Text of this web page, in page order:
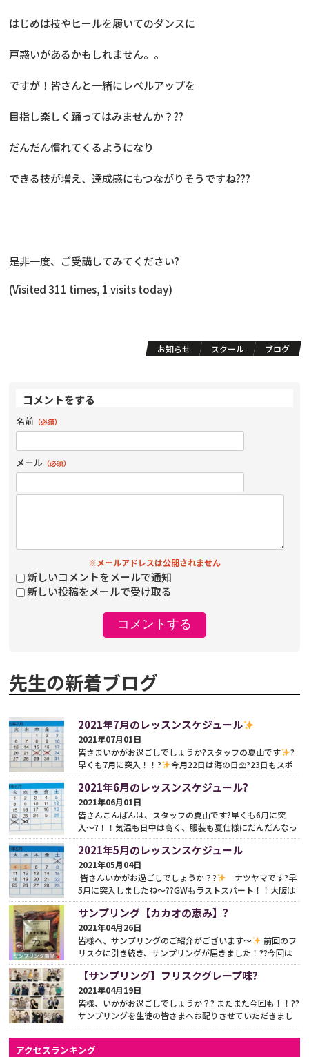
はじめは技やヒールを履いてのダンスに
戸惑いがあるかもしれません。。
ですが！皆さんと一緒にレベルアップを
目指し楽しく踊ってはみませんか？??
だんだん慣れてくるようになり
できる技が増え、達成感にもつながりそうですね???
是非一度、ご受講してみてください?
(Visited 311 times, 1 visits today)
お知らせ スクール ブログ
コメントをする
名前 （必須）
メール （必須）
※メールアドレスは公開されません
新しいコメントをメールで通知
新しい投稿をメールで受け取る
先生の新着ブログ
2021年7月のレッスンスケジュール
2021年07月01日
皆さまいかがお過ごしでしょうか?スタッフの夏山です
?
早くも7月に突入！！?
今月22日は海の日⛱?23日もスポ
ーツの日と祝日が続きますね！皆さまはいかがお過ごしさ
れ...続きをみる
2021年6月のレッスンスケジュール?
2021年06月01日
皆さんこんばんは、スタッフの夏山です?早くも6月に突
入〜?！！気温も日中は高く、服装も夏仕様にだんだんなっ
てきました??暑いのは苦手なので、早く冬になってほしく
思...続きをみる
2021年5月のレッスンスケジュール
2021年05月04日
皆さんいかがお過ごしでしょうか？?
ナツヤマです?早
5月に突入しましたね〜??GWもラストスパート！！大阪は
緊急事態宣言中のGWとなりましたね?中々したいこと...続
きをみる
サンプリング【カカオの恵み】?
2021年04月26日
皆様へ、サンプリングのご紹介がございます〜
前回のフ
リスクに引き続き、サンプリングが届きました！??今回は
なんと、カカオの恵み?になっております?
...続きをみ
る【サンプリング】フリスクグレープ味?
2021年04月19日
皆様、いかがお過ごしでしょうか？? またまた今回も！！??
サンプリングを生徒の皆さまへお配りさせていただきまし
た〜?
今回のサンプリングはフリスクグレープ味...続きを
みる
アクセスランキング